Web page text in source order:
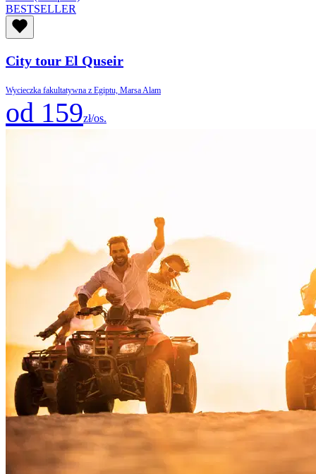
BESTSELLER
City tour El Quseir
Wycieczka fakultatywna z Egiptu, Marsa Alam
od 159zł/os.